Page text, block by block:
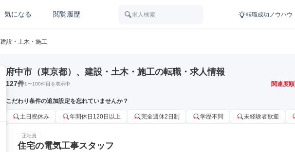
気になる 閲覧履歴 求人検索 転職成功ノウハウ
建設・土木・施工
府中市（東京都）、建設・土木・施工の転職・求人情報
127件1〜100件目を表示中 関連度順
こだわり条件の追加設定を忘れていませんか？
土日祝休み 年間休日120日以上 完全週休2日制 学歴不問 未経験者歓迎
正社員
住宅の電気工事スタッフ